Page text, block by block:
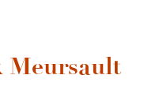
Meursault